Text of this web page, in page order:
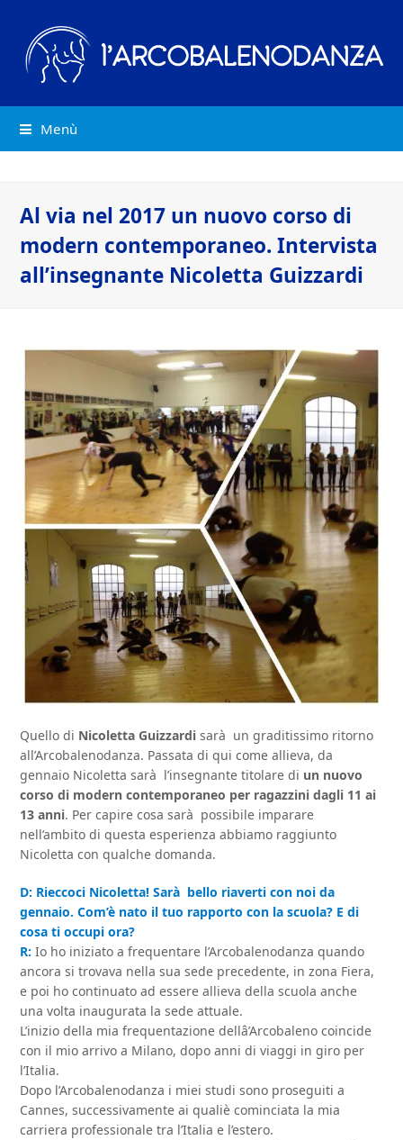
Menù
Al via nel 2017 un nuovo corso di
modern contemporaneo. Intervista
all’insegnante Nicoletta Guizzardi
Quello di Nicoletta Guizzardi sarà un graditissimo ritorno
all’Arcobalenodanza. Passata di qui come allieva, da
gennaio Nicoletta sarà l’insegnante titolare di un nuovo
corso di modern contemporaneo per ragazzini dagli 11 ai
13 anni. Per capire cosa sarà possibile imparare
nell’ambito di questa esperienza abbiamo raggiunto
Nicoletta con qualche domanda.
D: Rieccoci Nicoletta! Sarà bello riaverti con noi da
gennaio. Com’è nato il tuo rapporto con la scuola? E di
cosa ti occupi ora?
R: Io ho iniziato a frequentare l’Arcobalenodanza quando
ancora si trovava nella sua sede precedente, in zona Fiera,
e poi ho continuato ad essere allieva della scuola anche
una volta inaugurata la sede attuale.
L’inizio della mia frequentazione dellâ’Arcobaleno coincide
con il mio arrivo a Milano, dopo anni di viaggi in giro per
l’Italia.
Dopo l’Arcobalenodanza i miei studi sono proseguiti a
Cannes, successivamente ai qualiè cominciata la mia
carriera professionale tra l’Italia e l’estero.